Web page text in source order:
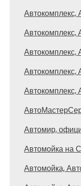
Автокомплекс,
Автокомплекс,
Автокомплекс,
Автокомплекс,
Автокомплекс,
Автомир,
Автомойка на
Автомойка,